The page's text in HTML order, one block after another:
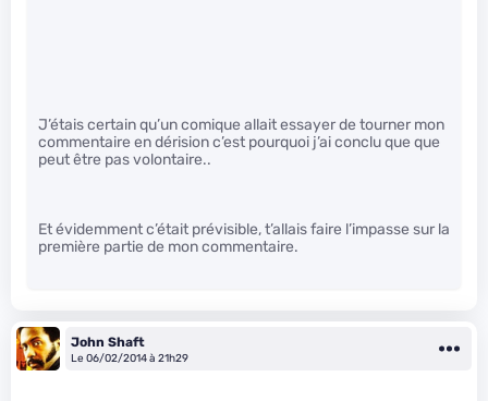
J’étais certain qu’un comique allait essayer de tourner mon
commentaire en dérision c’est pourquoi j’ai conclu que que
peut être pas volontaire..
Et évidemment c’était prévisible, t’allais faire l’impasse sur la
première partie de mon commentaire.
John Shaft
Le 06/02/2014 à 21h29